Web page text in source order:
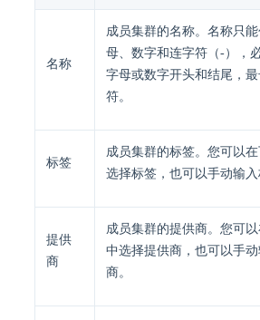
名称
成员集群的名称。名称只
母、数字和连字符（-），
字母或数字开头和结尾，
符。
标签
成员集群的标签。您可以
选择标签，也可以手动输入
提供
商
成员集群的提供商。您可
中选择提供商，也可以手
商。